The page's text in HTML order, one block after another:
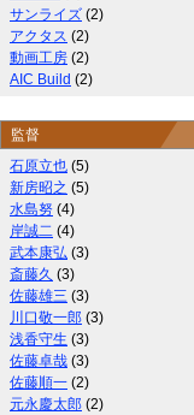
サンライズ (2)
アクタス (2)
動画工房 (2)
AIC Build (2)
監督
石原立也 (5)
新房昭之 (5)
水島努 (4)
岸誠二 (4)
武本康弘 (3)
斎藤久 (3)
佐藤雄三 (3)
川口敬一郎 (3)
浅香守生 (3)
佐藤卓哉 (3)
佐藤順一 (2)
元永慶太郎 (2)